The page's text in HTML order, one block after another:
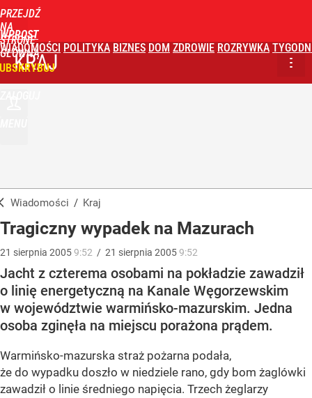
PRZEJDŹ
NA
STRONĘ
GŁÓWNĄ
WPROST
WIADOMOŚCI POLITYKA BIZNES DOM ZDROWIE ROZRYWKA
KRAJ
Wiadomości / Kraj
Tragiczny wypadek na Mazurach
21 sierpnia 20059:52 / 21 sierpnia 20059:52
Jacht z czterema osobami na pokładzie zawadził
o linię energetyczną na Kanale Węgorzewskim
w województwie warmińsko-mazurskim. Jedna
osoba zginęła na miejscu porażona prądem.
Warmińsko-mazurska straż pożarna podała,
że do wypadku doszło w niedziele rano, gdy bom żaglówki
zawadził o linie średniego napięcia. Trzech żeglarzy